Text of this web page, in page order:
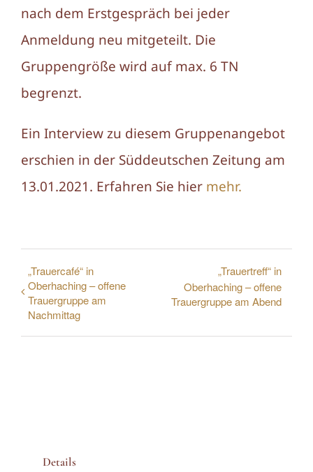
nach dem Erstgespräch bei jeder
Anmeldung neu mitgeteilt. Die
Gruppengröße wird auf max. 6 TN
begrenzt.
Ein Interview zu diesem Gruppenangebot
erschien in der Süddeutschen Zeitung am
13.01.2021. Erfahren Sie hier mehr.
„Trauercafé“ in
Oberhaching – offene
Trauergruppe am
Nachmittag
„Trauertreff“ in
Oberhaching – offene
Trauergruppe am Abend
Details